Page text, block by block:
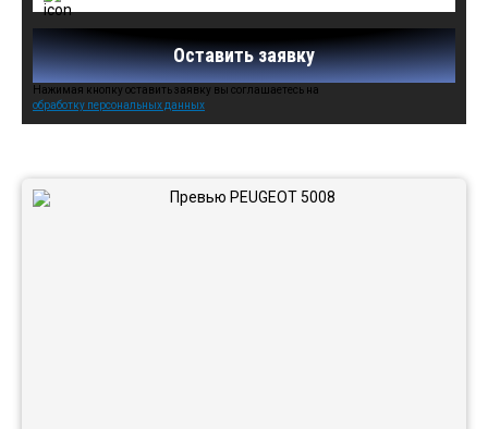
Оставить заявку
Нажимая кнопку оставить заявку вы соглашаетесь на
обработку персональных данных